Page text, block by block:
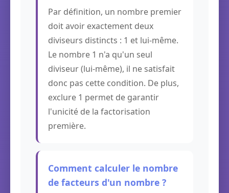
Par définition, un nombre premier
doit avoir exactement deux
diviseurs distincts : 1 et lui-même.
Le nombre 1 n'a qu'un seul
diviseur (lui-même), il ne satisfait
donc pas cette condition. De plus,
exclure 1 permet de garantir
l'unicité de la factorisation
première.
Comment calculer le nombre
de facteurs d'un nombre ?